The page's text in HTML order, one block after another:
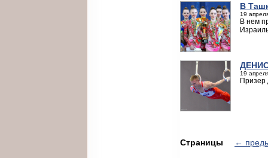
В
19
В нем
19
Призер
Страницы ←